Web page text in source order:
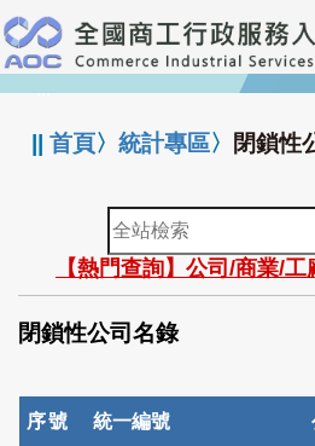
跳
到
主
要
:::
||首頁〉統計專區〉 閉鎖性
全
站
檢
索
【熱門查詢】公司/商業/
閉鎖性公司名錄
序號 統一編號